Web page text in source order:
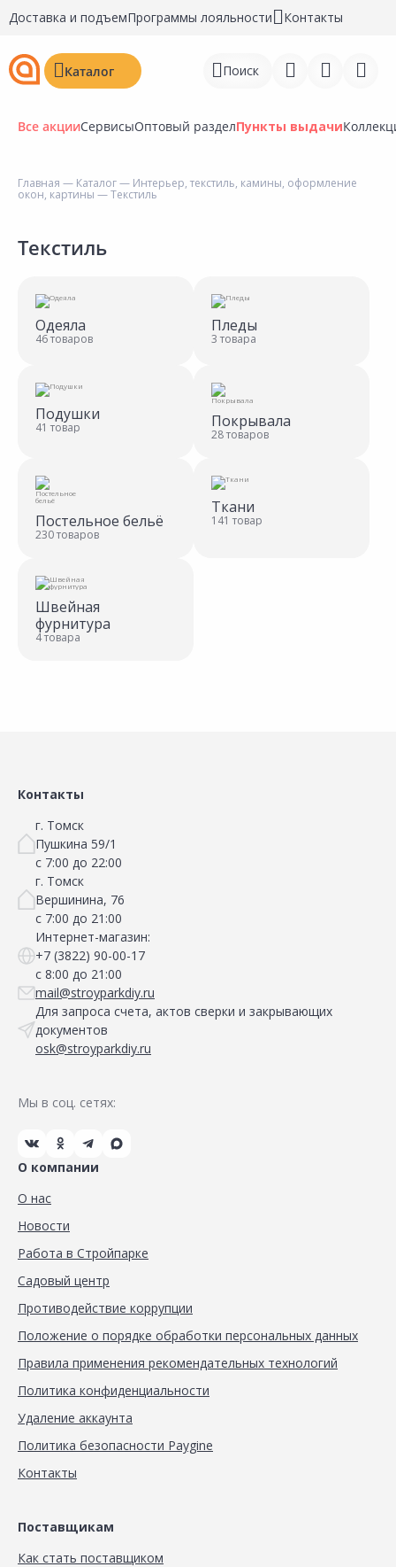
Доставка и подъемПрограммы лояльности Контакты
Каталог Поиск
Избранное
Все акцииСервисыОптовый разделПункты выдачи
Главная — Каталог— Интерьер, текстиль, камины, оформление
окон, картины — Текстиль
Текстиль
Одеяла
46 товаров
Пледы
3 товара
Подушки
41 товар Покрывала
28 товаров
Постельное бельё
230 товаров
Ткани
141 товар
Швейная
фурнитура
4 товара
Контакты
г. Томск
Пушкина 59/1
с 7:00 до 22:00
г. Томск
Вершинина, 76
с 7:00 до 21:00
Интернет-магазин:
+7 (3822) 90-00-17
с 8:00 до 21:00
mail@stroyparkdiy.ru
Для запроса счета, актов сверки и закрывающих
документов
osk@stroyparkdiy.ru
Мы в соц. сетях:
О компании
О нас
Новости
Работа в Стройпарке
Садовый центр
Противодействие коррупции
Положение о порядке обработки персональных данных
Правила применения рекомендательных технологий
Политика конфиденциальности
Удаление аккаунта
Политика безопасности Paygine
Контакты
Поставщикам
Как стать поставщиком